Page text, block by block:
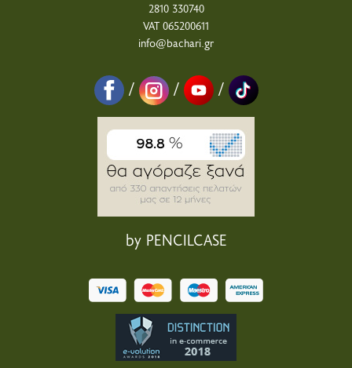
2810 330740
VAT 065200611
info@bachari.gr
/ / /
by PENCILCASE